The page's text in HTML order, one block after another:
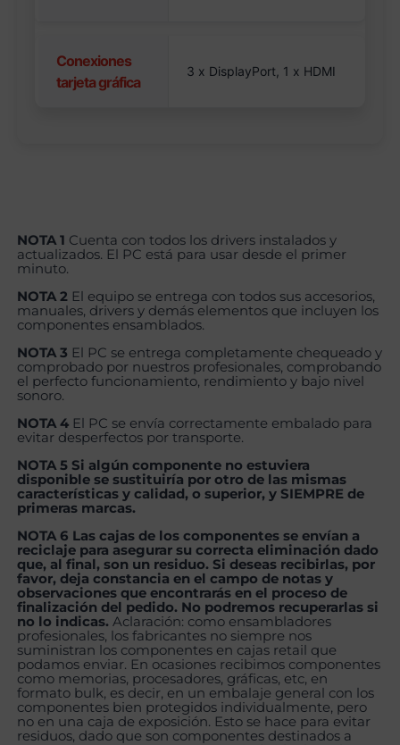
Conexiones
tarjeta gráfica
3 x DisplayPort, 1 x HDMI
NOTA 1 Cuenta con todos los drivers instalados y
actualizados. El PC está para usar desde el primer
minuto.
NOTA 2 El equipo se entrega con todos sus accesorios,
manuales, drivers y demás elementos que incluyen los
componentes ensamblados.
NOTA 3 El PC se entrega completamente chequeado y
comprobado por nuestros profesionales, comprobando
el perfecto funcionamiento, rendimiento y bajo nivel
sonoro.
NOTA 4 El PC se envía correctamente embalado para
evitar desperfectos por transporte.
NOTA 5 Si algún componente no estuviera
disponible se sustituiría por otro de las mismas
características y calidad, o superior, y SIEMPRE de
primeras marcas.
NOTA 6 Las cajas de los componentes se envían a
reciclaje para asegurar su correcta eliminación dado
que, al final, son un residuo. Si deseas recibirlas, por
favor, deja constancia en el campo de notas y
observaciones que encontrarás en el proceso de
finalización del pedido. No podremos recuperarlas si
no lo indicas. Aclaración: como ensambladores
profesionales, los fabricantes no siempre nos
suministran los componentes en cajas retail que
podamos enviar. En ocasiones recibimos componentes
como memorias, procesadores, gráficas, etc, en
formato bulk, es decir, en un embalaje general con los
componentes bien protegidos individualmente, pero
no en una caja de exposición. Esto se hace para evitar
residuos, dado que son componentes destinados a